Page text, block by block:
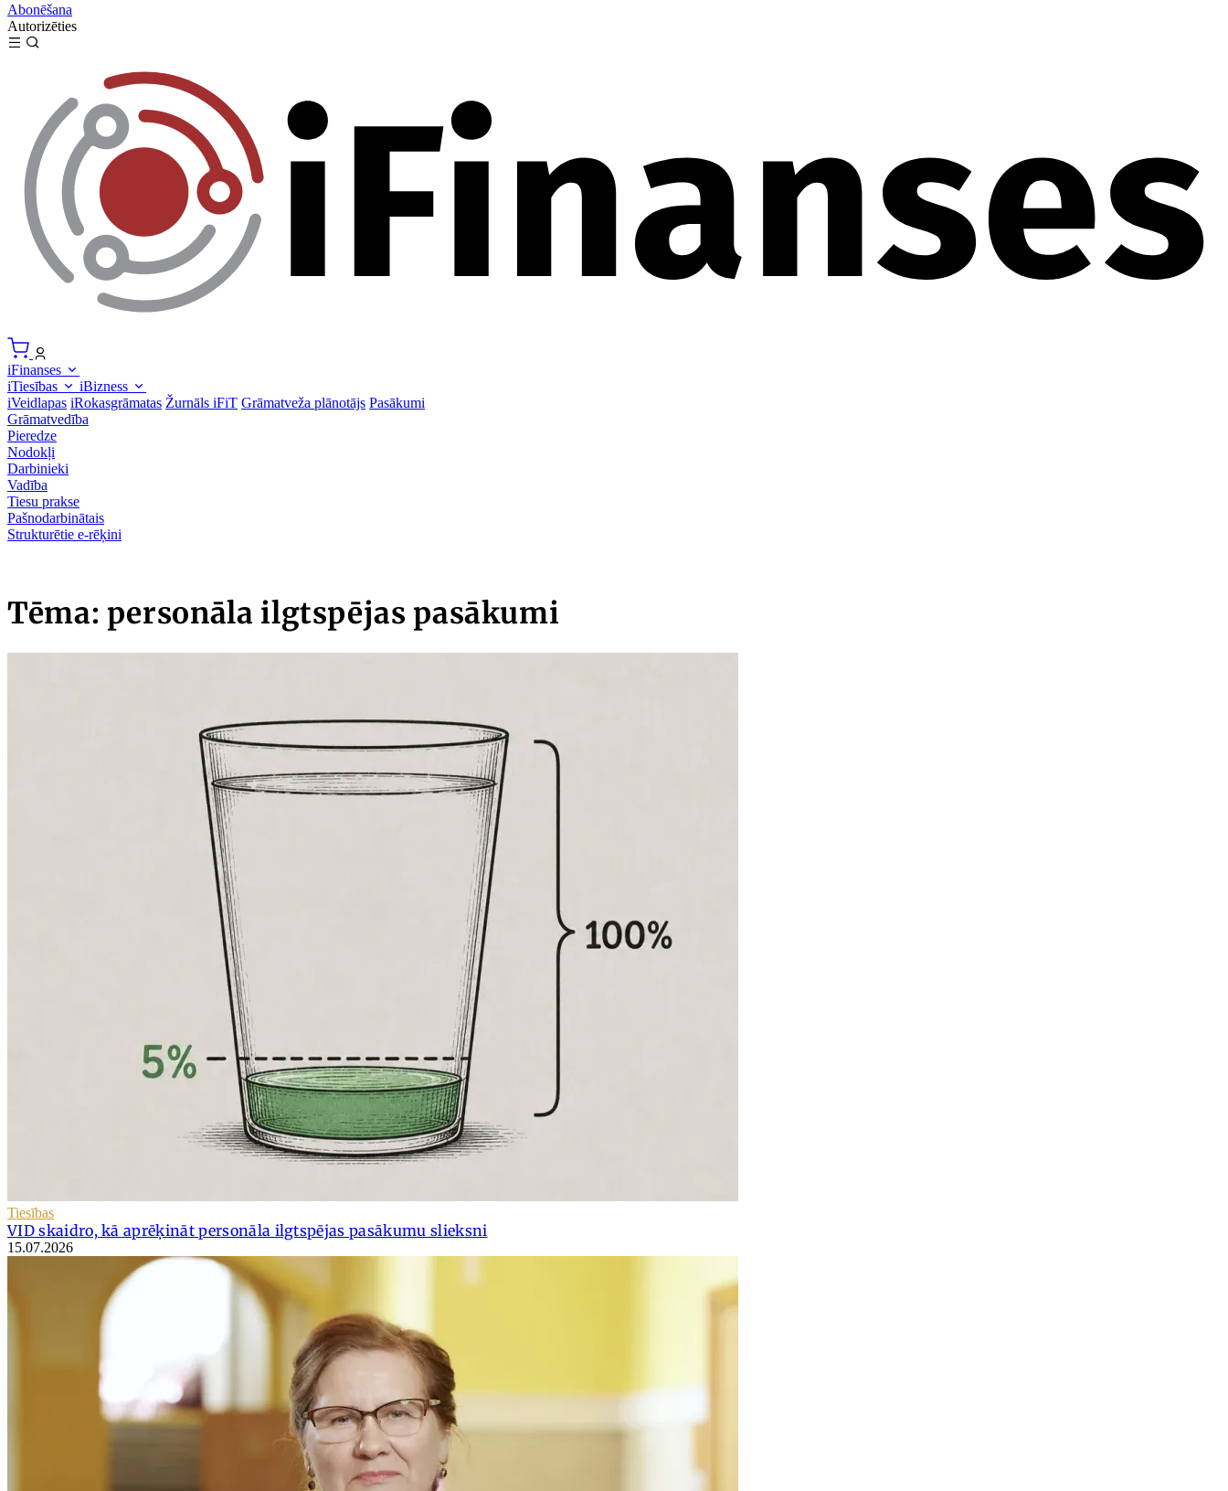
Abonēšana
Autorizēties
iFinanses
iTiesības
iBizness
iVeidlapas iRokasgrāmatas Žurnāls iFiT Grāmatveža plānotājs Pasākumi
Grāmatvedība
Pieredze
Nodokļi
Darbinieki
Vadība
Tiesu prakse
Pašnodarbinātais
Strukturētie e-rēķini
Tēma: personāla ilgtspējas pasākumi
Tiesības
VID skaidro, kā aprēķināt personāla ilgtspējas pasākumu slieksni
15.07.2026